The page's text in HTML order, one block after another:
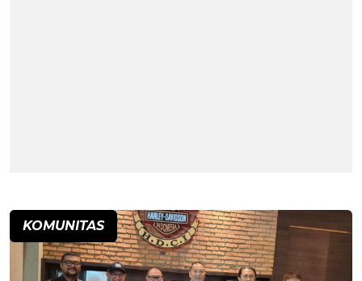
KOMUNITAS